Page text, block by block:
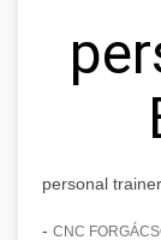
personal trainer
- CNC